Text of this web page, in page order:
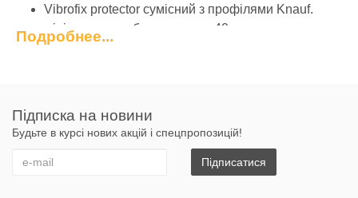
Vibrofix protector сумісний з профілями Knauf.
мінімальна глибина каркаса 40 мм
діапазон навантаження віброкріплення - 25 кг/шт.
звукоізоляція підвісних стель і облицювання стін,
для монтажу звукопоглинальних панельних
конструкцій.
Подробнее...
Підписка на новини
Будьте в курсі нових акцій і спецпропозицій!
Підписатися